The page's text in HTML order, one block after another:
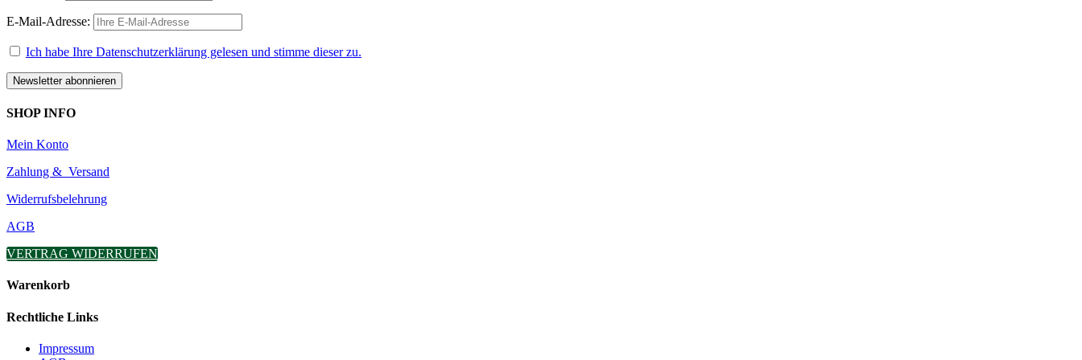
E-Mail-Adresse:
Ich habe Ihre Datenschutzerklärung gelesen und stimme dieser zu.
SHOP INFO
Mein Konto
Zahlung & Versand
Widerrufsbelehrung
AGB
VERTRAG WIDERRUFEN
Warenkorb
Rechtliche Links
Impressum